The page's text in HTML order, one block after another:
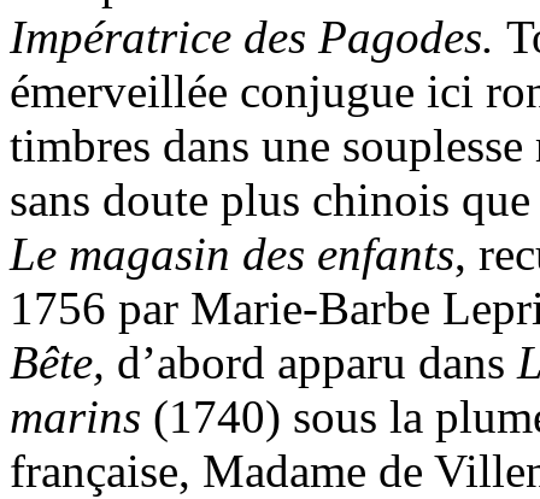
Impératrice des Pagodes.
émerveillée conjugue ici
timbres dans une
sans doute plus chinois
Le magasin des enfants,
1756 par Marie-Barbe
Bête, d’abord apparu dans
marins (1740) sous la
française, Madame de